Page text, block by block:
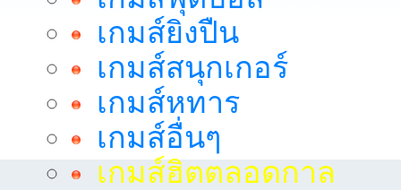
เกมส์ยิงปืน
เกมส์สนุกเกอร์
เกมส์หทาร
เกมส์อื่นๆ
เกมส์ฮิตตลอดกาล